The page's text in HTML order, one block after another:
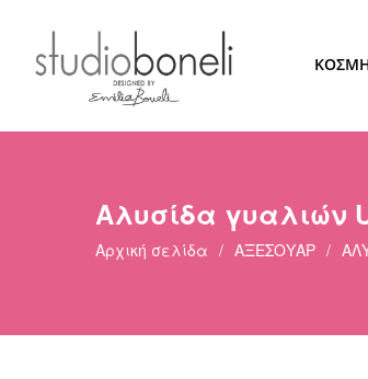
Αλυσίδα γυαλιών
Αρχική σελίδα / ΑΞΕΣΟΥΑΡ /